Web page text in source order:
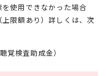
使用できなかった場合
限額あり）詳しくは、次
覚検査助成金）